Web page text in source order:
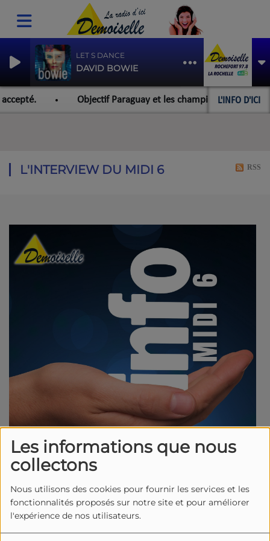
Les informations que nous
collectons
Nous utilisons des cookies pour fournir les services et les
fonctionnalités proposés sur notre site et pour améliorer
l'expérience de nos utilisateurs.
LET S DANCE
DAVID BOWIE
L'INFO D'ICI
Objectif Paraguay et les championnats du
L'INTERVIEW DU MIDI 6 RSS
Invité du midi 6 : Alain Noël,
organisateur du "Quart d'Ecu raconte